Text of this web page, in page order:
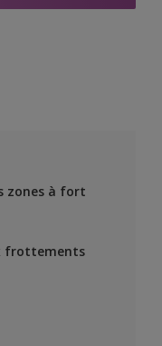
zones à fort
frottements